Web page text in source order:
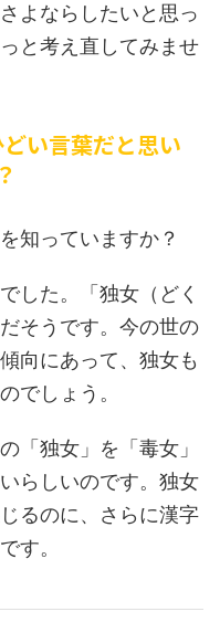
よならしたいと思っ
と考え直してみませ
い言葉だと思い
知っていますか？
した。「独女（どく
そうです。今の世の
向にあって、独女も
でしょう。
「独女」を「毒女」
らしいのです。独女
るのに、さらに漢字
す。